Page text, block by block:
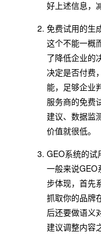
好上述信息，
免费试用的生
这个不能一概
了降低企业的
决定是否付费
能，足够企业
服务商的免费
建议、数据监
价值就很低。
GEO系统的试
一般来说GEO
步体现，首先
抓取你的品牌
后还要做语义
建议调整内容